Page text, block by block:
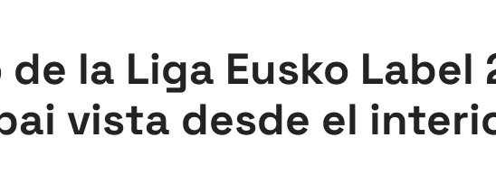
la Liga Eusko Label
vista desde el